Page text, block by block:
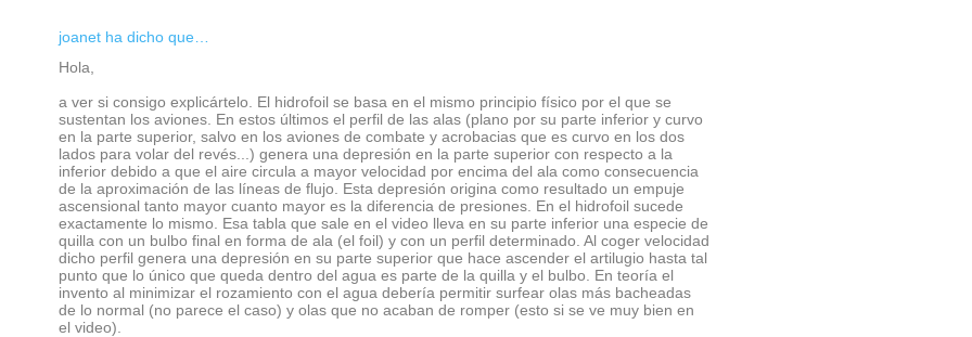
joanet ha dicho que…
Hola,
a ver si consigo explicártelo. El hidrofoil se basa en el mismo principio físico por el que se
sustentan los aviones. En estos últimos el perfil de las alas (plano por su parte inferior y curvo
en la parte superior, salvo en los aviones de combate y acrobacias que es curvo en los dos
lados para volar del revés...) genera una depresión en la parte superior con respecto a la
inferior debido a que el aire circula a mayor velocidad por encima del ala como consecuencia
de la aproximación de las líneas de flujo. Esta depresión origina como resultado un empuje
ascensional tanto mayor cuanto mayor es la diferencia de presiones. En el hidrofoil sucede
exactamente lo mismo. Esa tabla que sale en el video lleva en su parte inferior una especie de
quilla con un bulbo final en forma de ala (el foil) y con un perfil determinado. Al coger velocidad
dicho perfil genera una depresión en su parte superior que hace ascender el artilugio hasta tal
punto que lo único que queda dentro del agua es parte de la quilla y el bulbo. En teoría el
invento al minimizar el rozamiento con el agua debería permitir surfear olas más bacheadas
de lo normal (no parece el caso) y olas que no acaban de romper (esto si se ve muy bien en
el video).